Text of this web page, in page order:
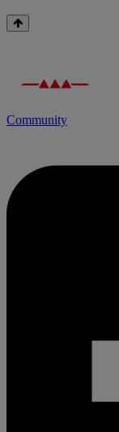
Community